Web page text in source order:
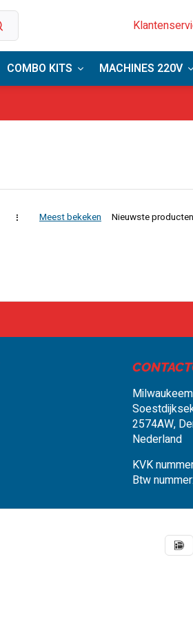
COMBO KITS MACHINES 220V
Meest bekeken Nieuwste producten
2574AW,
Nederland
KVK
Btw